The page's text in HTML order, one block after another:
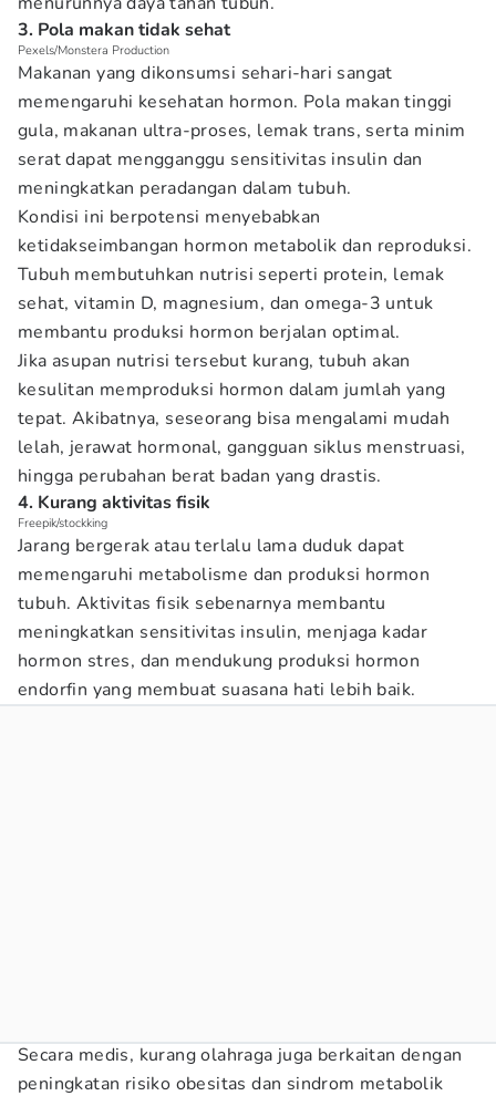
3. Pola makan tidak sehat
Pexels/Monstera Production
Makanan yang dikonsumsi sehari-hari sangat
memengaruhi kesehatan hormon. Pola makan tinggi
gula, makanan ultra-proses, lemak trans, serta minim
serat dapat mengganggu sensitivitas insulin dan
meningkatkan peradangan dalam tubuh.
Kondisi ini berpotensi menyebabkan
ketidakseimbangan hormon metabolik dan reproduksi.
Tubuh membutuhkan nutrisi seperti protein, lemak
sehat, vitamin D, magnesium, dan omega-3 untuk
membantu produksi hormon berjalan optimal.
Jika asupan nutrisi tersebut kurang, tubuh akan
kesulitan memproduksi hormon dalam jumlah yang
tepat. Akibatnya, seseorang bisa mengalami mudah
lelah, jerawat hormonal, gangguan siklus menstruasi,
hingga perubahan berat badan yang drastis.
4. Kurang aktivitas fisik
Freepik/stockking
Jarang bergerak atau terlalu lama duduk dapat
memengaruhi metabolisme dan produksi hormon
tubuh. Aktivitas fisik sebenarnya membantu
meningkatkan sensitivitas insulin, menjaga kadar
hormon stres, dan mendukung produksi hormon
endorfin yang membuat suasana hati lebih baik.
Secara medis, kurang olahraga juga berkaitan dengan
peningkatan risiko obesitas dan sindrom metabolik